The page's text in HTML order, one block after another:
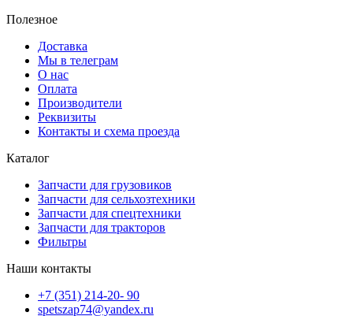
Полезное
Доставка
Мы в телеграм
О нас
Оплата
Производители
Реквизиты
Контакты и схема проезда
Каталог
Запчасти для грузовиков
Запчасти для сельхозтехники
Запчасти для спецтехники
Запчасти для тракторов
Фильтры
Наши контакты
+7 (351) 214-20- 90
spetszap74@yandex.ru